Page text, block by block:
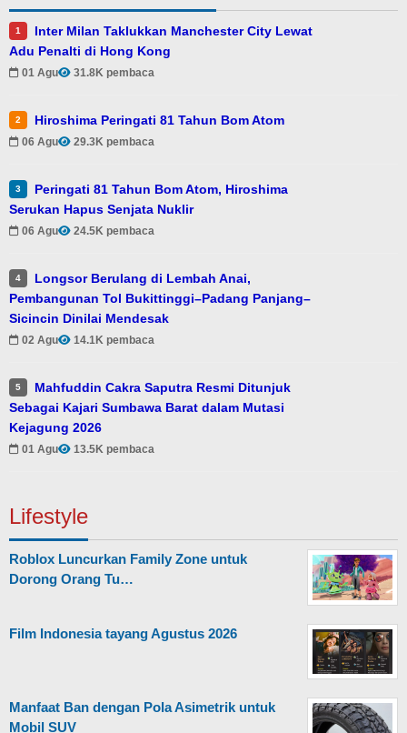
1
Inter Milan Taklukkan Manchester City Lewat
Adu Penalti di Hong Kong
01 Agu 31.8K pembaca
2 Hiroshima Peringati 81 Tahun Bom Atom
06 Agu 29.3K pembaca
3
Peringati 81 Tahun Bom Atom, Hiroshima
Serukan Hapus Senjata Nuklir
06 Agu 24.5K pembaca
4
Longsor Berulang di Lembah Anai,
Pembangunan Tol Bukittinggi–Padang Panjang–
Sicincin Dinilai Mendesak
02 Agu 14.1K pembaca
5
Mahfuddin Cakra Saputra Resmi Ditunjuk
Sebagai Kajari Sumbawa Barat dalam Mutasi
Kejagung 2026
01 Agu 13.5K pembaca
Lifestyle
Roblox Luncurkan Family Zone untuk
Dorong Orang Tu…
Film Indonesia tayang Agustus 2026
Manfaat Ban dengan Pola Asimetrik untuk
Mobil SUV